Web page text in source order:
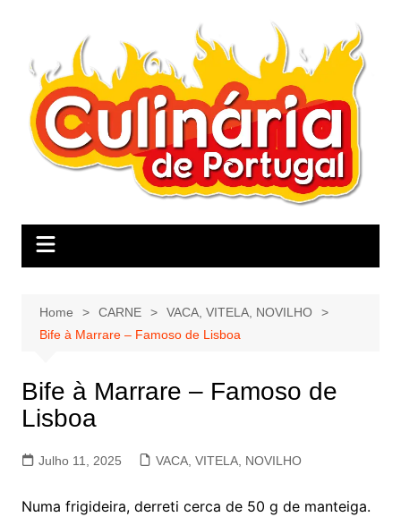
Home CARNE
VACA, VITELA, NOVILHO
Bife à Marrare – Famoso de Lisboa
Bife à Marrare – Famoso de
Lisboa
Julho 11, 2025 VACA, VITELA, NOVILHO
Numa frigideira, derreti cerca de 50 g de manteiga.